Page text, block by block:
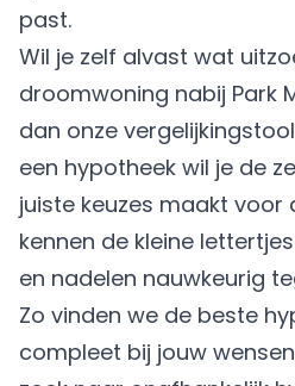
past.
Wil je zelf alvast wat
droomwoning nabij Park
dan onze
een hypotheek wil je de
juiste keuzes maakt voor
kennen de kleine
en nadelen nauwkeurig
Zo vinden we de beste
compleet bij jouw